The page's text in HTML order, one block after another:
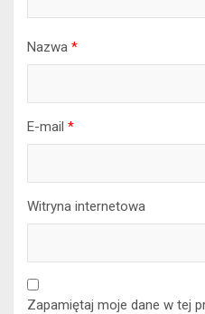
Nazwa *
E-mail *
Witryna internetowa
Zapamiętaj moje dane w tej